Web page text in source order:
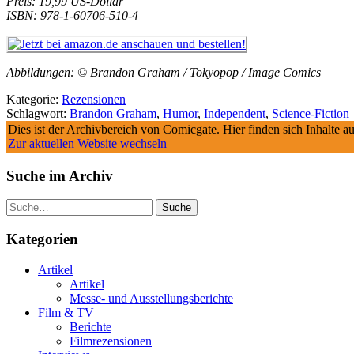
ISBN: 978-1-60706-510-4
Abbildungen: © Brandon Graham / Tokyopop / Image Comics
Kategorie: Rezensionen
Schlagwort: Brandon Graham, Humor, Independent, Science-Fiction
Dies ist der Archivbereich von Comicgate. Hier finden sich Inhalte
Zur aktuellen Website wechseln
Suche im Archiv
Suche
Kategorien
Artikel
Artikel
Messe- und Ausstellungsberichte
Film & TV
Berichte
Filmrezensionen